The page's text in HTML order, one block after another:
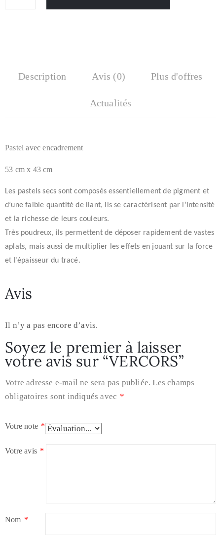
Description Avis (0) Plus d'offres
Actualités
Pastel avec encadrement
53 cm x 43 cm
Les pastels secs sont composés essentiellement de pigment et
d’une faible quantité de liant, ils se caractérisent par l’intensité
et la richesse de leurs couleurs.
Très poudreux, ils permettent de déposer rapidement de vastes
aplats, mais aussi de multiplier les effets en jouant sur la force
et l’épaisseur du tracé.
Avis
Il n’y a pas encore d’avis.
Soyez le premier à laisser
votre avis sur “VERCORS”
Votre adresse e-mail ne sera pas publiée. Les champs
obligatoires sont indiqués avec *
Votre note *
Votre avis *
Nom *